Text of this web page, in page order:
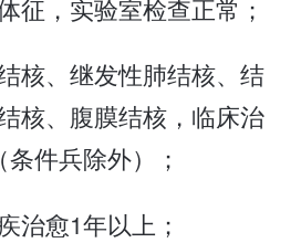
征，实验室检查正常；
核、继发性肺结核、结
核、腹膜结核，临床治
件兵除外）；
治愈1年以上；